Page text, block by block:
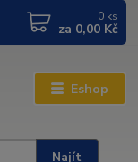
Eshop
Najít
0 ks
za 0,00 Kč